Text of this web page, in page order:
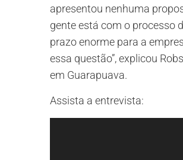
apresentou nenhuma
gente está com o processo
prazo enorme para a
essa questão”, explicou
em Guarapuava.
Assista a entrevista: